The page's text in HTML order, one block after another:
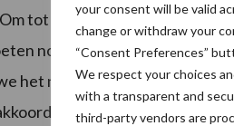
your consent will be valid
change or withdraw your
“Consent Preferences”
We respect your choices
with a transparent and
third-party vendors are
tot een conceptakkoord te
nog forse stappen gezet
het niet aan u voorleggen.
dat boeren en tuinders